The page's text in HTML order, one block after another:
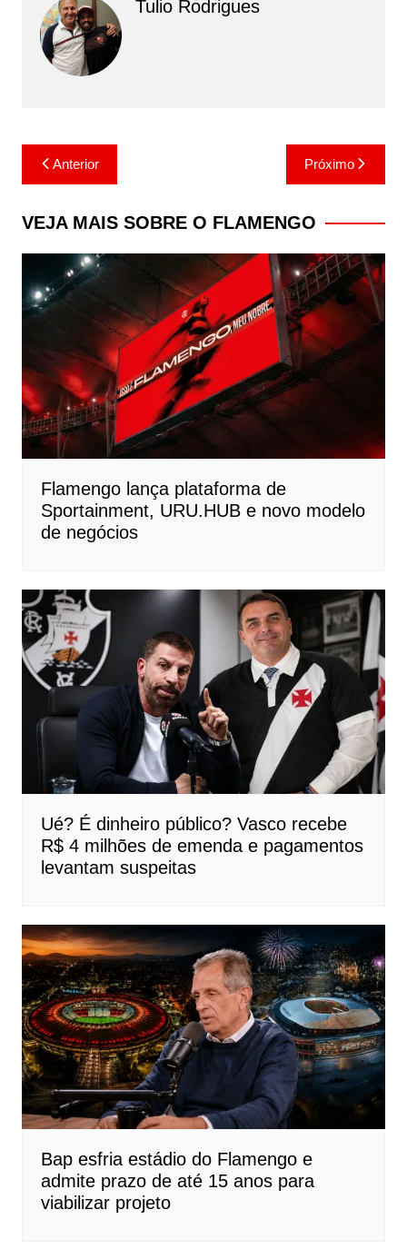
Tulio Rodrigues
Navegação
de
Post
Anterior Próximo
VEJA MAIS SOBRE O FLAMENGO
Flamengo lança plataforma de
Sportainment, URU.HUB e novo modelo
de negócios
Ué? É dinheiro público? Vasco recebe
R$ 4 milhões de emenda e pagamentos
levantam suspeitas
Bap esfria estádio do Flamengo e
admite prazo de até 15 anos para
viabilizar projeto